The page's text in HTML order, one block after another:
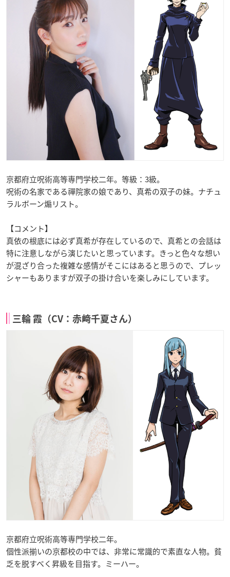
京都府立呪術高等専門学校二年。等級：3級。
呪術の名家である禪院家の娘であり、真希の双子の妹。ナチュ
ラルボーン煽リスト。
【コメント】
真依の根底には必ず真希が存在しているので、真希との会話は
特に注意しながら演じたいと思っています。きっと色々な想い
が混ざり合った複雑な感情がそこにはあると思うので、プレッ
シャーもありますが双子の掛け合いを楽しみにしています。
三輪 霞（CV：赤﨑千夏さん）
京都府立呪術高等専門学校二年。
個性派揃いの京都校の中では、非常に常識的で素直な人物。貧
乏を脱すべく昇級を目指す。ミーハー。